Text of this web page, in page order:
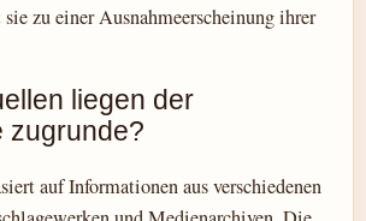
zu einer Ausnahmeerscheinung ihrer
liegen der
zugrunde?
auf Informationen aus verschiedenen